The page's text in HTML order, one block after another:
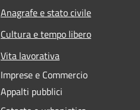
Anagrafe e stato civile
Cultura e tempo libero
Vita lavorativa
Imprese e Commercio
Appalti pubblici